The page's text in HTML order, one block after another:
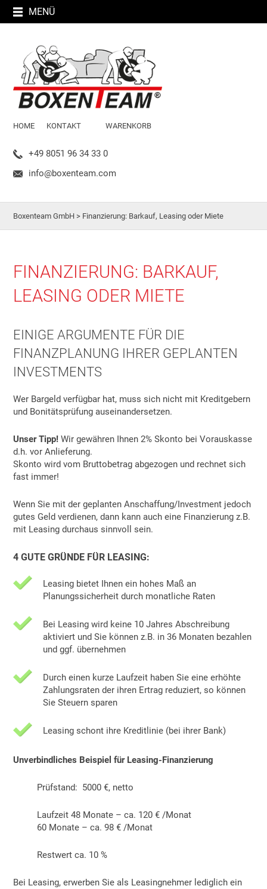
MENÜ
HOME KONTAKT WARENKORB
+49 8051 96 34 33 0
info@boxenteam.com
Boxenteam GmbH > Finanzierung: Barkauf, Leasing oder Miete
FINANZIERUNG: BARKAUF,
LEASING ODER MIETE
EINIGE ARGUMENTE FÜR DIE
FINANZPLANUNG IHRER GEPLANTEN
INVESTMENTS
Wer Bargeld verfügbar hat, muss sich nicht mit Kreditgebern
und Bonitätsprüfung auseinandersetzen.
Unser Tipp! Wir gewähren Ihnen 2% Skonto bei Vorauskasse
d.h. vor Anlieferung.
Skonto wird vom Bruttobetrag abgezogen und rechnet sich
fast immer!
Wenn Sie mit der geplanten Anschaffung/Investment jedoch
gutes Geld verdienen, dann kann auch eine Finanzierung z.B.
mit Leasing durchaus sinnvoll sein.
4 GUTE GRÜNDE FÜR LEASING:
Leasing bietet Ihnen ein hohes Maß an
Planungssicherheit durch monatliche Raten
Bei Leasing wird keine 10 Jahres Abschreibung
aktiviert und Sie können z.B. in 36 Monaten bezahlen
und ggf. übernehmen
Durch einen kurze Laufzeit haben Sie eine erhöhte
Zahlungsraten der ihren Ertrag reduziert, so können
Sie Steuern sparen
Leasing schont ihre Kreditlinie (bei ihrer Bank)
Unverbindliches Beispiel für Leasing-Finanzierung
Prüfstand: 5000 €, netto
Laufzeit 48 Monate – ca. 120 € /Monat
60 Monate – ca. 98 € /Monat
Restwert ca. 10 %
Bei Leasing, erwerben Sie als Leasingnehmer lediglich ein